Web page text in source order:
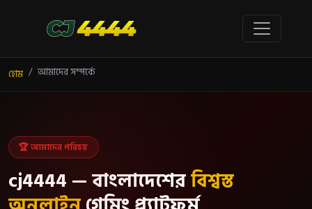
হোম আমাদের সম্পর্কে
🏆 আমাদের পরিচয়
cj4444 — বাংলাদেশেরবিশ্বস্ত